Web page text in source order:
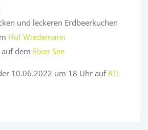
und leckeren Erdbeerkuchen
Hof Wiedemann
dem Eixer See
10.06.2022 um 18 Uhr auf RTL